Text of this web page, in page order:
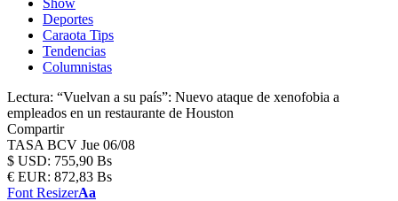
Show
Deportes
Caraota Tips
Tendencias
Columnistas
Lectura: “Vuelvan a su país”: Nuevo ataque de xenofobia a
empleados en un restaurante de Houston
Compartir
TASA BCV Jue 06/08
$ USD: 755,90 Bs
€ EUR: 872,83 Bs
Font ResizerAa